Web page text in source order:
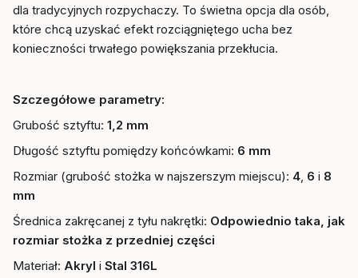
dla tradycyjnych rozpychaczy. To świetna opcja dla osób,
które chcą uzyskać efekt rozciągniętego ucha bez
konieczności trwałego powiększania przekłucia.
Szczegółowe parametry:
Grubość sztyftu: 1,2 mm
Długość sztyftu pomiędzy końcówkami: 6 mm
Rozmiar (grubość stożka w najszerszym miejscu): 4, 6 i 8
mm
Średnica zakręcanej z tyłu nakrętki: Odpowiednio taka, jak
rozmiar stożka z przedniej części
Materiał: Akryl i Stal 316L